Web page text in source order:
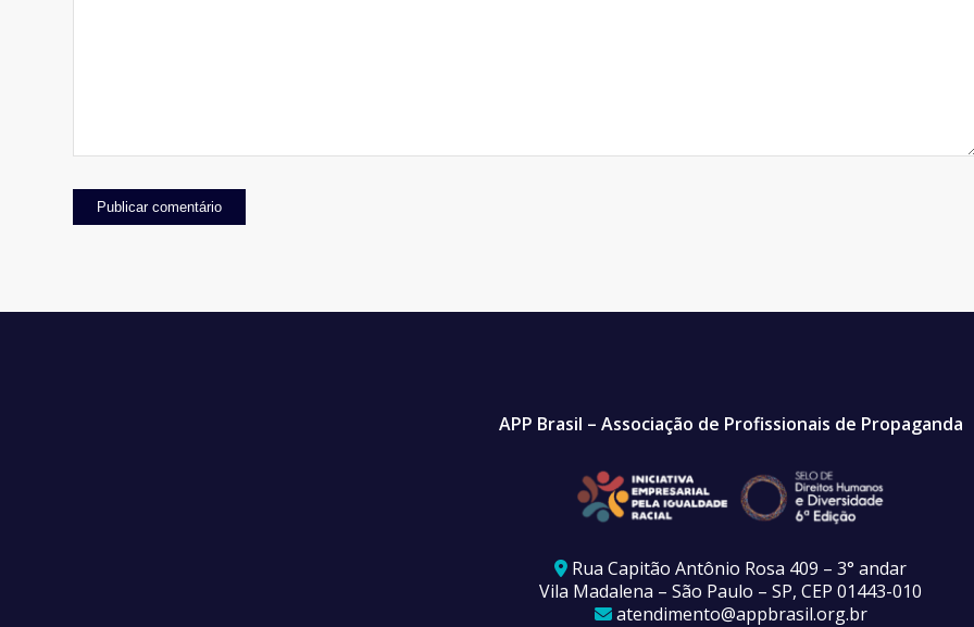
APP Brasil – Associação de Profissionais de Propaganda
Rua Capitão Antônio Rosa 409 – 3° andar
Vila Madalena – São Paulo – SP, CEP 01443-010
atendimento@appbrasil.org.br